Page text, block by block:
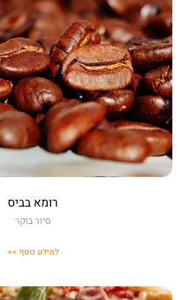
רומא בביס
סיור בוקר
למידע נוסף >>